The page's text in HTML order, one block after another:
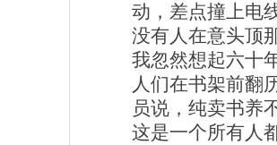
动，差点撞上电
没有人在意头顶
我忽然想起六十
人们在书架前翻
员说，纯卖书养
这是一个所有人